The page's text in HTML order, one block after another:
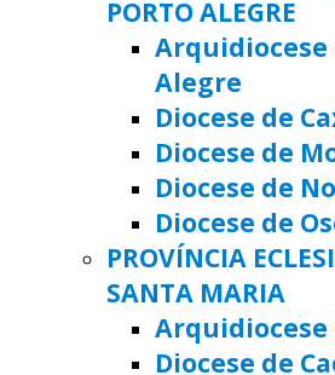
PORTO ALEGRE
Arquidiocese
Alegre
Diocese de
Diocese de
Diocese de
Diocese de
PROVÍNCIA
SANTA MARIA
Arquidiocese
Diocese de